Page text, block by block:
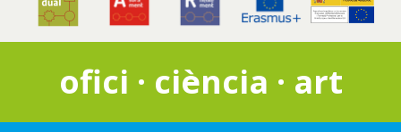
ofici · ciència · art